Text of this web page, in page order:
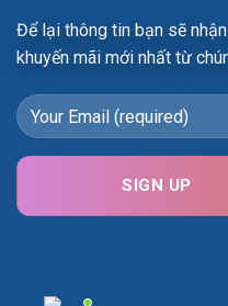
Để lại thông tin bạn sẽ
khuyến mãi mới nhất từ